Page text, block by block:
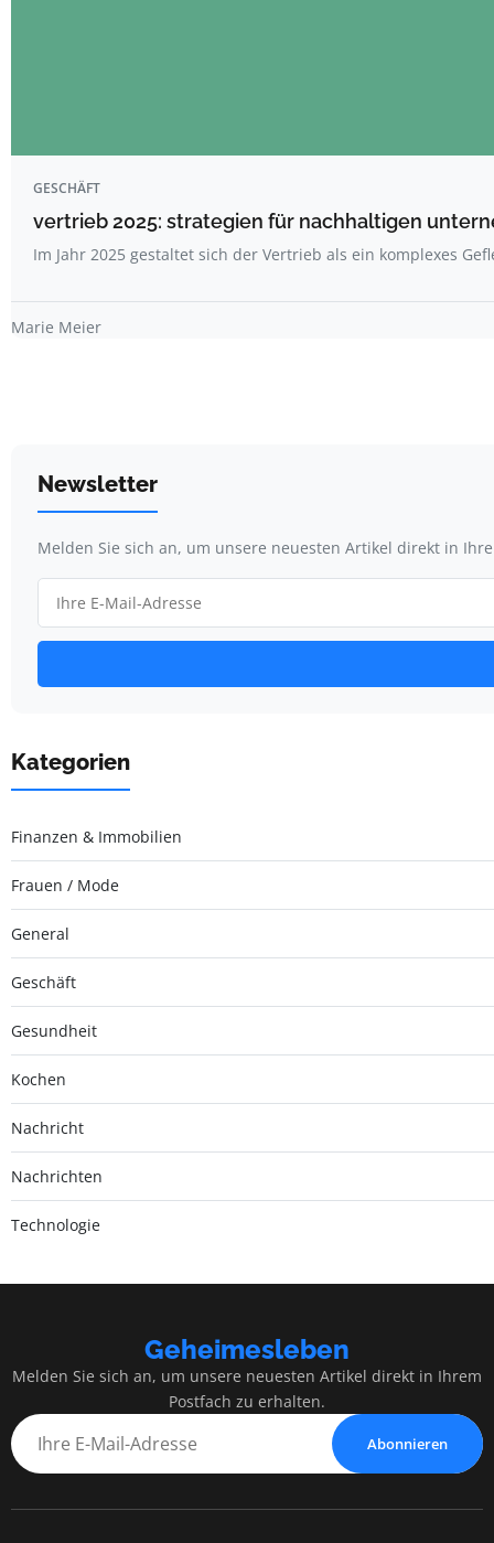
GESCHÄFT
vertrieb 2025: strategien für nachhaltigen
Im Jahr 2025 gestaltet sich der Vertrieb als ein komplexes
Marie Meier
Newsletter
Melden Sie sich an, um unsere neuesten Artikel direkt in
Kategorien
Finanzen & Immobilien
Frauen / Mode
General
Geschäft
Gesundheit
Kochen
Nachricht
Nachrichten
Technologie
Geheimesleben
Melden Sie sich an, um unsere neuesten Artikel direkt in Ihrem
Postfach zu erhalten.
Abonnieren